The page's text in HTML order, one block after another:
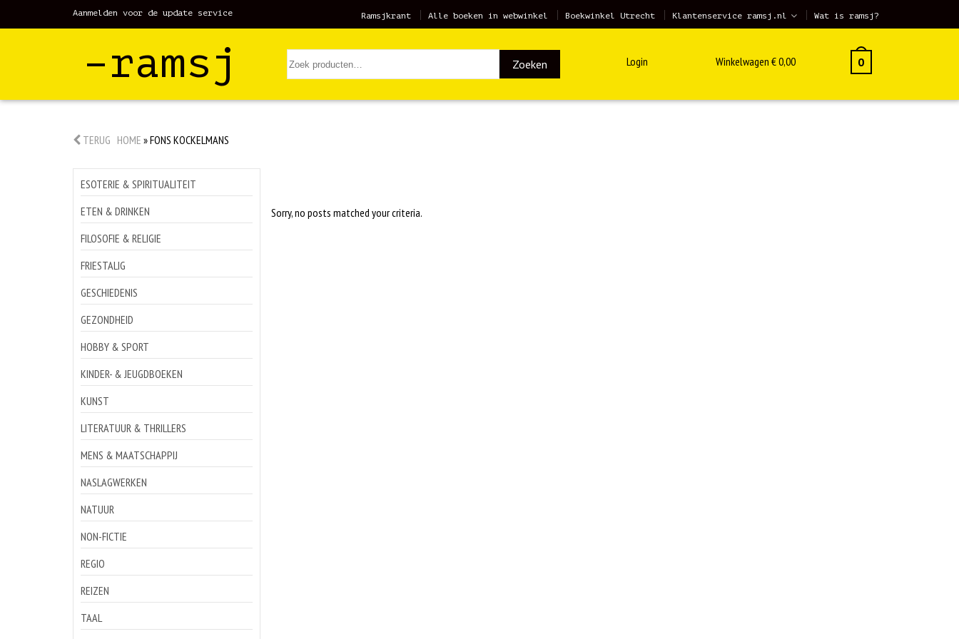
Aanmelden voor de update service Ramsjkrant Alle boeken in webwinkel Boekwinkel Utrecht Klantenservice ramsj.nl Wat is ramsj?
–ramsj Zoeken Login Winkelwagen €0,00 0
TERUG HOME »FONS KOCKELMANS
ESOTERIE & SPIRITUALITEIT
ETEN & DRINKEN
FILOSOFIE & RELIGIE
FRIESTALIG
GESCHIEDENIS
GEZONDHEID
HOBBY & SPORT
KINDER- & JEUGDBOEKEN
KUNST
LITERATUUR & THRILLERS
MENS & MAATSCHAPPIJ
NASLAGWERKEN
NATUUR
NON-FICTIE
REGIO
REIZEN
TAAL
Sorry, no posts matched your criteria.